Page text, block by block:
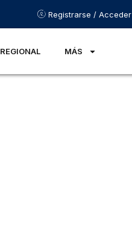
Registrarse / Acceder
REGIONAL MÁS